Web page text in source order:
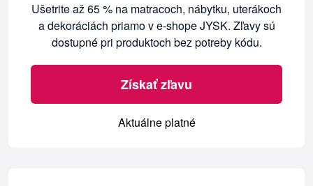
Ušetrite až 65 % na matracoch, nábytku, uterákoch
a dekoráciách priamo v e-shope JYSK. Zľavy sú
dostupné pri produktoch bez potreby kódu.
Získať zľavu
Aktuálne platné